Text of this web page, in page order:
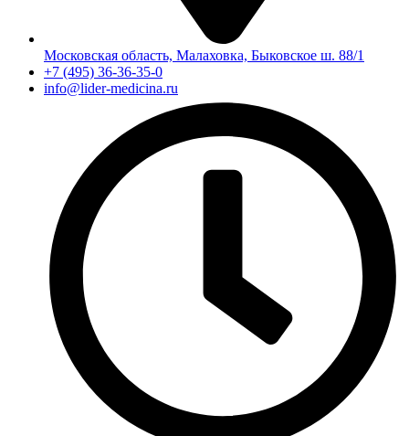
Московская область, Малаховка, Быковское ш. 88/1
+7 (495) 36-36-35-0
info@lider-medicina.ru